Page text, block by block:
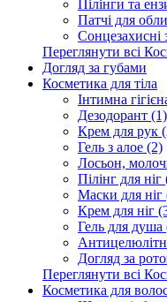
Пілінги та
Патчі для
Сонцезахисні
Переглянути всі
Догляд за губами
Косметика для тіла
Інтимна
Дезодорант (1)
Крем для рук
Гель з алое (2)
Лосьон,
Пілінг для ніг
Маски для ніг
Крем для ніг
Гель для душа
Догляд за
Переглянути всі
Косметика для